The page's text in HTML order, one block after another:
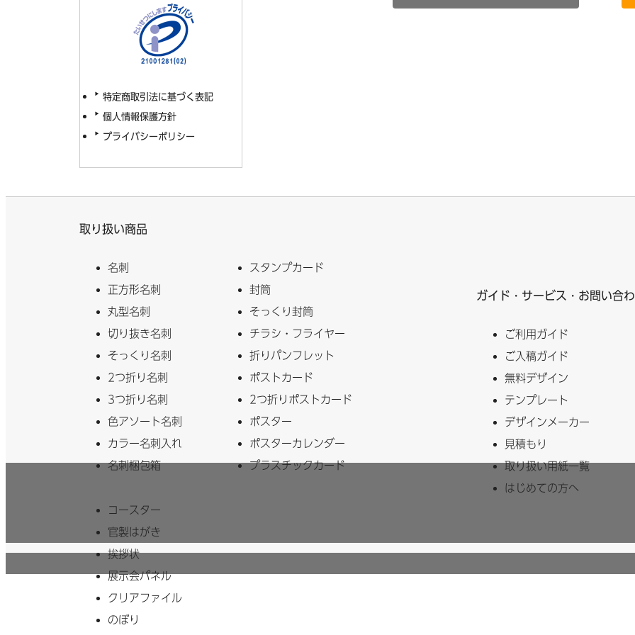
特定商取引法に基づく表記
個人情報保護方針
プライバシーポリシー
取り扱い商品
名刺
正方形名刺
丸型名刺
切り抜き名刺
そっくり名刺
2つ折り名刺
3つ折り名刺
色アソート名刺
カラー名刺入れ
名刺梱包箱
スタンプカード
封筒
そっくり封筒
チラシ・フライヤー
折りパンフレット
ポストカード
2つ折りポストカード
ポスター
ポスターカレンダー
プラスチックカード
コースター
官製はがき
挨拶状
展示会パネル
クリアファイル
のぼり
ガイド・サービス・お問い合
ご利用ガイド
ご入稿ガイド
無料デザイン
テンプレート
デザインメーカー
見積もり
取り扱い用紙一覧
はじめての方へ